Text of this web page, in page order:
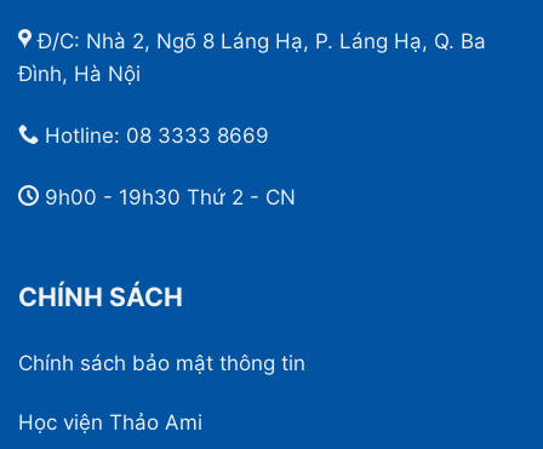
Đ/C: Nhà 2, Ngõ 8 Láng Hạ, P. Láng Hạ, Q. Ba
Đình, Hà Nội
Hotline: 08 3333 8669
9h00 - 19h30 Thứ 2 - CN
CHÍNH SÁCH
Chính sách bảo mật thông tin
Học viện Thảo Ami